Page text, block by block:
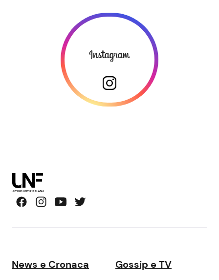
News e Cronaca Gossip e TV